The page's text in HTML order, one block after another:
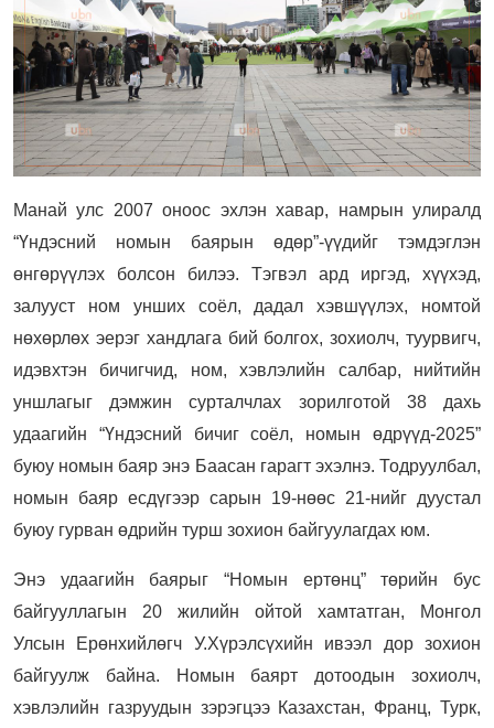
Манай улс 2007 оноос эхлэн хавар, намрын улиралд
“Үндэсний номын баярын өдөр”-үүдийг тэмдэглэн
өнгөрүүлэх болсон билээ. Тэгвэл ард иргэд, хүүхэд,
залууст ном унших соёл, дадал хэвшүүлэх, номтой
нөхөрлөх эерэг хандлага бий болгох, зохиолч, туурвигч,
идэвхтэн бичигчид, ном, хэвлэлийн салбар, нийтийн
уншлагыг дэмжин сурталчлах зорилготой 38 дахь
удаагийн “Үндэсний бичиг соёл, номын өдрүүд-2025”
буюу номын баяр энэ Баасан гарагт эхэлнэ. Тодруулбал,
номын баяр есдүгээр сарын 19-нөөс 21-нийг дуустал
буюу гурван өдрийн турш зохион байгуулагдах юм.
Энэ удаагийн баярыг “Номын ертөнц” төрийн бус
байгууллагын 20 жилийн ойтой хамтатган, Монгол
Улсын Ерөнхийлөгч У.Хүрэлсүхийн ивээл дор зохион
байгуулж байна. Номын баярт дотоодын зохиолч,
хэвлэлийн газруудын зэрэгцээ Казахстан, Франц, Турк,